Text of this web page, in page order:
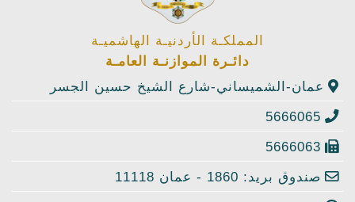
المملكـة الأردنيـة الهاشميـة
دائـرة الموازنـة العامـة
عمان-الشميساني-شارع الشيخ حسين الجسر
5666065
5666063
صندوق بريد: 1860 - عمان 11118